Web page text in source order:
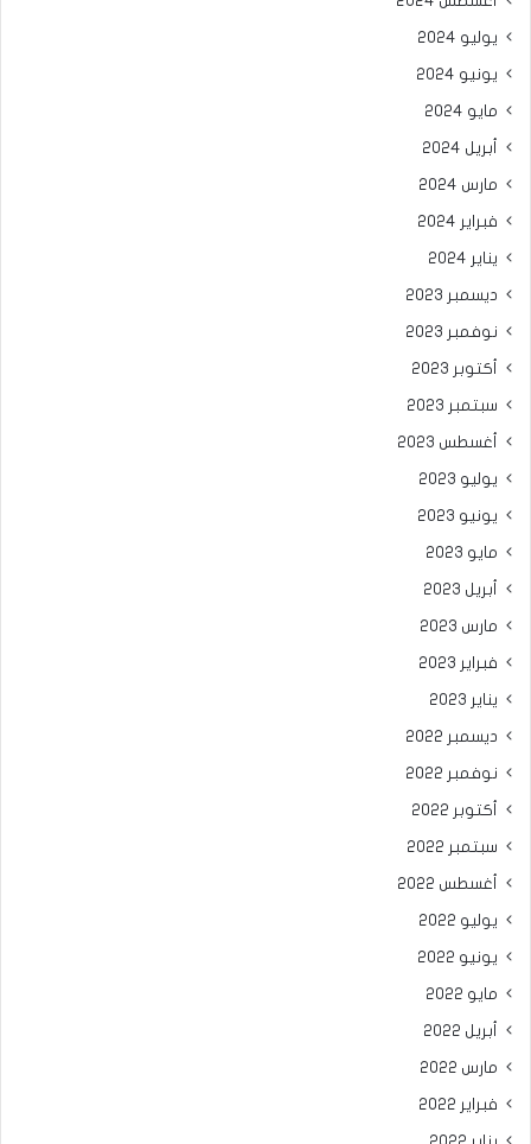
يوليو 2024
يونيو 2024
مايو 2024
أبريل 2024
مارس 2024
فبراير 2024
يناير 2024
ديسمبر 2023
نوفمبر 2023
أكتوبر 2023
سبتمبر 2023
أغسطس 2023
يوليو 2023
يونيو 2023
مايو 2023
أبريل 2023
مارس 2023
فبراير 2023
يناير 2023
ديسمبر 2022
نوفمبر 2022
أكتوبر 2022
سبتمبر 2022
أغسطس 2022
يوليو 2022
يونيو 2022
مايو 2022
أبريل 2022
مارس 2022
فبراير 2022